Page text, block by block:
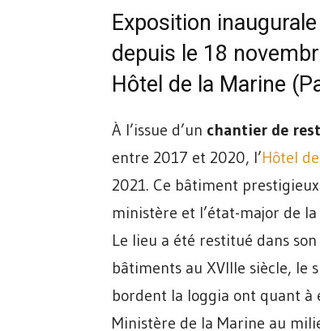
Exposition
depuis le 18
Hôtel de la Marine
À l’issue d’un chantier de
entre 2017 et 2020, l’Hôtel
2021. Ce bâtiment
ministère et l’état-major de
Le lieu a été restitué dans
bâtiments au XVIIIe siècle, le
bordent la loggia ont quant à
Ministère de la Marine au